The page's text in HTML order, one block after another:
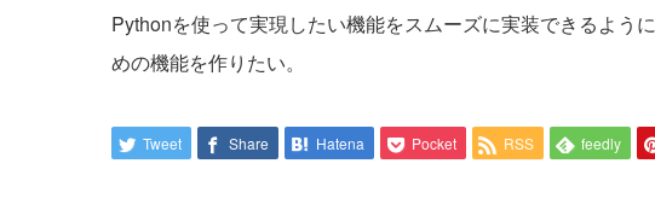
Pythonを使って実現したい機能をスムーズに実装できるよう
めの機能を作りたい。
Tweet Share Hatena Pocket RSS feedly